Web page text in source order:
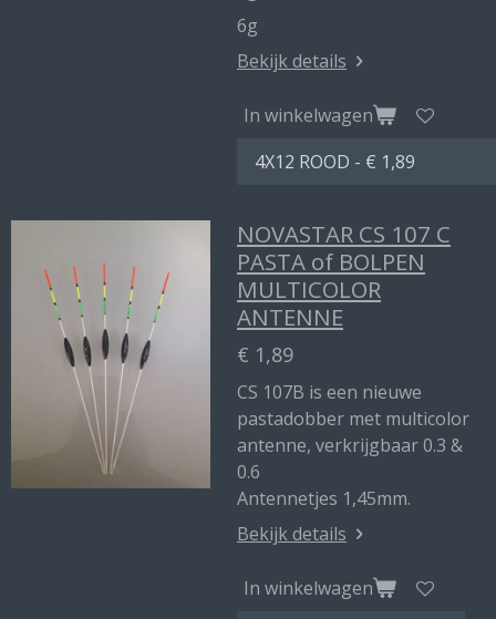
6g
Bekijk details
In winkelwagen
NOVASTAR CS 107 C
PASTA of BOLPEN
MULTICOLOR
ANTENNE
€ 1,89
CS 107B is een nieuwe
pastadobber met multicolor
antenne, verkrijgbaar 0.3 &
0.6
Antennetjes 1,45mm.
Bekijk details
In winkelwagen